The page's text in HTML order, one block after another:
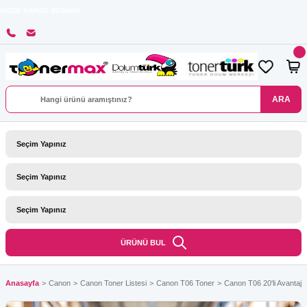
ARA
ÜRÜNÜ BUL
Anasayfa Canon Canon Toner Listesi Canon T06 Toner Canon T06 20'li Avantaj